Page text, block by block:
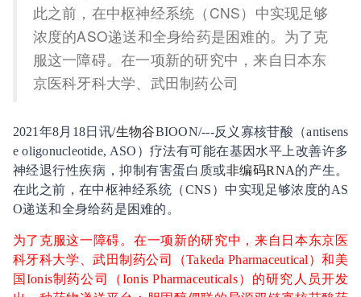
此之前，在中枢神经系统（CNS）中实现足够
浓度的ASO递送和全身给药是困难的。为了克
服这一障碍。在一项新的研究中，来自日本东
京医科牙科大学、武田制药公司
2021年8月18日讯/生物谷BIOON/---反义寡核苷酸（antisens
e oligonucleotide, ASO）疗法有可能在基因水平上改善许多
神经退行性疾病，抑制有害蛋白质或非编码RNA的产生。
在此之前，在中枢神经系统（CNS）中实现足够浓度的AS
O递送和全身给药是困难的。
为了克服这一障碍。在一项新的研究中，来自日本东京医
科牙科大学、武田制药公司（Takeda Pharmaceutical）和美
国Ionis制药公司（Ionis Pharmaceuticals）的研究人员开发